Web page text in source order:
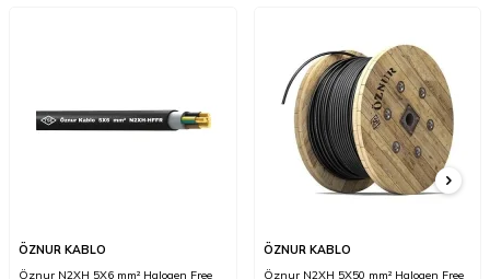
ÖZNUR KABLO
Öznur N2XH 5X6 mm² Halogen Free
ÖZNUR KABLO
Öznur N2XH 5X50 mm² Halogen Free